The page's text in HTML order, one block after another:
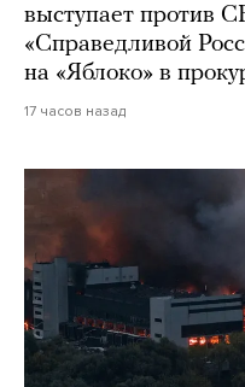
выступает против
«Справедливой
на «Яблоко» в
17 часов назад